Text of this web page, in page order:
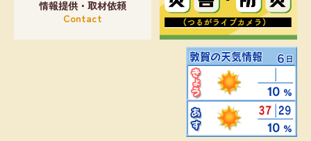
情報提供・取材依頼
Contact